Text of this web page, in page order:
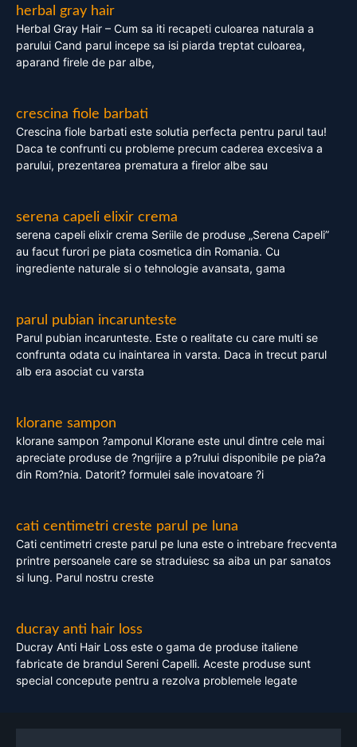
herbal gray hair
Herbal Gray Hair – Cum sa iti recapeti culoarea naturala a
parului Cand parul incepe sa isi piarda treptat culoarea,
aparand firele de par albe,
crescina fiole barbati
Crescina fiole barbati este solutia perfecta pentru parul tau!
Daca te confrunti cu probleme precum caderea excesiva a
parului, prezentarea prematura a firelor albe sau
serena capeli elixir crema
serena capeli elixir crema Seriile de produse „Serena Capeli”
au facut furori pe piata cosmetica din Romania. Cu
ingrediente naturale si o tehnologie avansata, gama
parul pubian incarunteste
Parul pubian incarunteste. Este o realitate cu care multi se
confrunta odata cu inaintarea in varsta. Daca in trecut parul
alb era asociat cu varsta
klorane sampon
klorane sampon ?amponul Klorane este unul dintre cele mai
apreciate produse de ?ngrijire a p?rului disponibile pe pia?a
din Rom?nia. Datorit? formulei sale inovatoare ?i
cati centimetri creste parul pe luna
Cati centimetri creste parul pe luna este o intrebare frecventa
printre persoanele care se straduiesc sa aiba un par sanatos
si lung. Parul nostru creste
ducray anti hair loss
Ducray Anti Hair Loss este o gama de produse italiene
fabricate de brandul Sereni Capelli. Aceste produse sunt
special concepute pentru a rezolva problemele legate